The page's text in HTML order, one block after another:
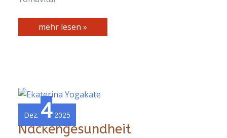
Blog
auf
mehr lesen »
Nackengesundheit
Dez. 4 2025